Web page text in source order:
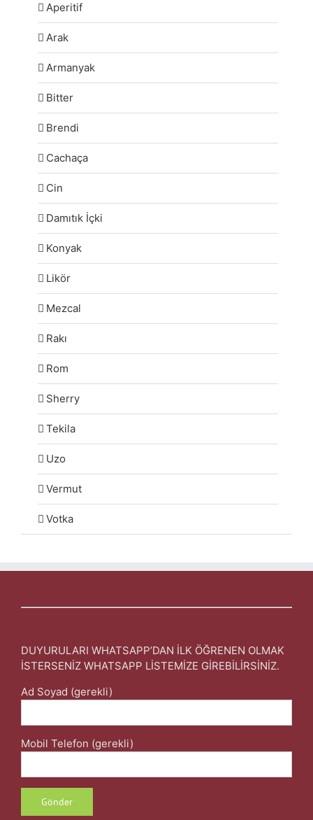
Aperitif
Arak
Armanyak
Bitter
Brendi
Cachaça
Cin
Damıtık İçki
Konyak
Likör
Mezcal
Rakı
Rom
Sherry
Tekila
Uzo
Vermut
Votka
DUYURULARI WHATSAPP’DAN İLK ÖĞRENEN OLMAK
İSTERSENİZ WHATSAPP LİSTEMİZE GİREBİLİRSİNİZ.
Ad Soyad (gerekli)
Mobil Telefon (gerekli)